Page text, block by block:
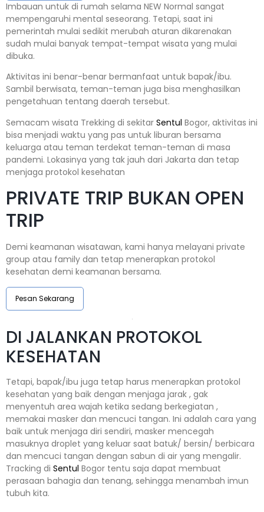
Imbauan untuk di rumah selama NEW Normal sangat
mempengaruhi mental seseorang. Tetapi, saat ini
pemerintah mulai sedikit merubah aturan dikarenakan
sudah mulai banyak tempat-tempat wisata yang mulai
dibuka.
Aktivitas ini benar-benar bermanfaat untuk bapak/ibu.
Sambil berwisata, teman-teman juga bisa menghasilkan
pengetahuan tentang daerah tersebut.
Semacam wisata Trekking di sekitar Sentul Bogor, aktivitas ini
bisa menjadi waktu yang pas untuk liburan bersama
keluarga atau teman terdekat teman-teman di masa
pandemi. Lokasinya yang tak jauh dari Jakarta dan tetap
menjaga protokol kesehatan
PRIVATE TRIP BUKAN OPEN
TRIP
Demi keamanan wisatawan, kami hanya melayani private
group atau family dan tetap menerapkan protokol
kesehatan demi keamanan bersama.
Pesan Sekarang
DI JALANKAN PROTOKOL
KESEHATAN
Tetapi, bapak/ibu juga tetap harus menerapkan protokol
kesehatan yang baik dengan menjaga jarak , gak
menyentuh area wajah ketika sedang berkegiatan ,
memakai masker dan mencuci tangan. Ini adalah cara yang
baik untuk menjaga diri sendiri, masker mencegah
masuknya droplet yang keluar saat batuk/ bersin/ berbicara
dan mencuci tangan dengan sabun di air yang mengalir.
Tracking di Sentul Bogor tentu saja dapat membuat
perasaan bahagia dan tenang, sehingga menambah imun
tubuh kita.